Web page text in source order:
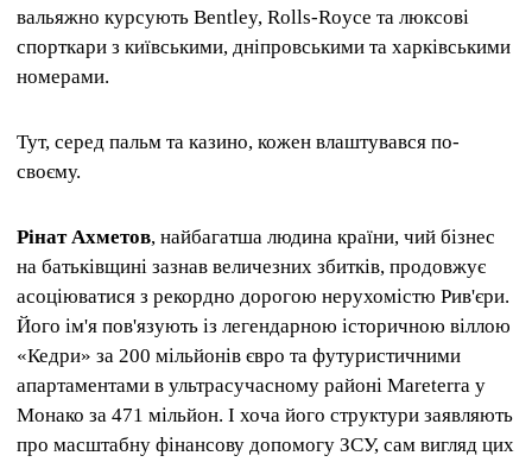
вальяжно курсують Bentley, Rolls-Royce та люксові
спорткари з київськими, дніпровськими та харківськими
номерами.
Тут, серед пальм та казино, кожен влаштувався по-
своєму.
Рінат Ахметов, найбагатша людина країни, чий бізнес
на батьківщині зазнав величезних збитків, продовжує
асоціюватися з рекордно дорогою нерухомістю Рив'єри.
Його ім'я пов'язують із легендарною історичною віллою
«Кедри» за 200 мільйонів євро та футуристичними
апартаментами в ультрасучасному районі Mareterra у
Монако за 471 мільйон. І хоча його структури заявляють
про масштабну фінансову допомогу ЗСУ, сам вигляд цих